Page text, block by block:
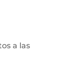
a las